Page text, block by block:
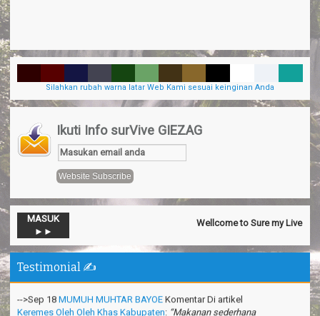
Silahkan rubah warna latar Web Kami sesuai keinginan Anda
Ikuti Info surVive GIEZAG
MASUK
►►
Wellcome to Sure my Live
Testimonial ✍️
-->Nov 13
Pacuan Kuda Kabupaten Pangandaran:“Perjalaman yang luar
-->Sep 18MUMUH MUHTAR BAYOEKomentar Di artikel
Keremes Oleh Oleh Khas Kabupaten :“Makanan sederhana
tetapi elegan”